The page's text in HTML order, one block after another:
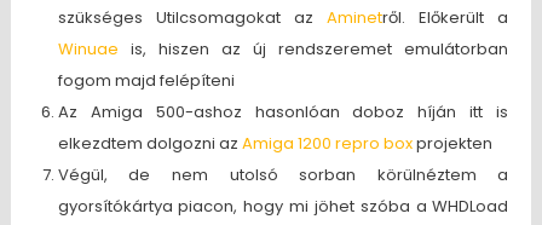
szükséges Utilcsomagokat azAminetről. Előkerült a
Winuae is, hiszen az új rendszeremet emulátorban
fogom majd felépíteni
Az Amiga 500-ashoz hasonlóan doboz híján itt is
elkezdtem dolgozni az Amiga 1200 repro boxprojekten
Végül, de nem utolsó sorban körülnéztem a
gyorsítókártya piacon, hogy mi jöhet szóba a WHDLoad